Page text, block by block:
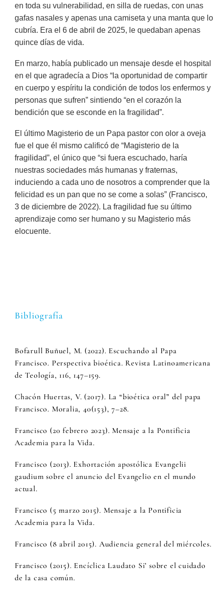
en toda su vulnerabilidad, en silla de ruedas, con unas
gafas nasales y apenas una camiseta y una manta que lo
cubría. Era el 6 de abril de 2025, le quedaban apenas
quince días de vida.
En marzo, había publicado un mensaje desde el hospital
en el que agradecía a Dios “la oportunidad de compartir
en cuerpo y espíritu la condición de todos los enfermos y
personas que sufren” sintiendo “en el corazón la
bendición que se esconde en la fragilidad”.
El último Magisterio de un Papa pastor con olor a oveja
fue el que él mismo calificó de “Magisterio de la
fragilidad”, el único que “si fuera escuchado, haría
nuestras sociedades más humanas y fraternas,
induciendo a cada uno de nosotros a comprender que la
felicidad es un pan que no se come a solas” (Francisco,
3 de diciembre de 2022). La fragilidad fue su último
aprendizaje como ser humano y su Magisterio más
elocuente.
Bibliografía
Bofarull Buñuel, M. (2022). Escuchando al Papa
Francisco. Perspectiva bioética. Revista Latinoamericana
de Teología, 116, 147–159.
Chacón Huertas, V. (2017). La “bioética oral” del papa
Francisco. Moralia, 40(153), 7–28.
Francisco (20 febrero 2023). Mensaje a la Pontificia
Academia para la Vida.
Francisco (2013). Exhortación apostólica Evangelii
gaudium sobre el anuncio del Evangelio en el mundo
actual.
Francisco (5 marzo 2015). Mensaje a la Pontificia
Academia para la Vida.
Francisco (8 abril 2015). Audiencia general del miércoles.
Francisco (2015). Encíclica Laudato Si’ sobre el cuidado
de la casa común.